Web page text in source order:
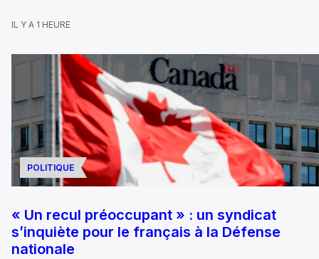
IL Y A 1 HEURE
POLITIQUE
« Un recul préoccupant » : un syndicat
s’inquiète pour le français à la Défense
nationale